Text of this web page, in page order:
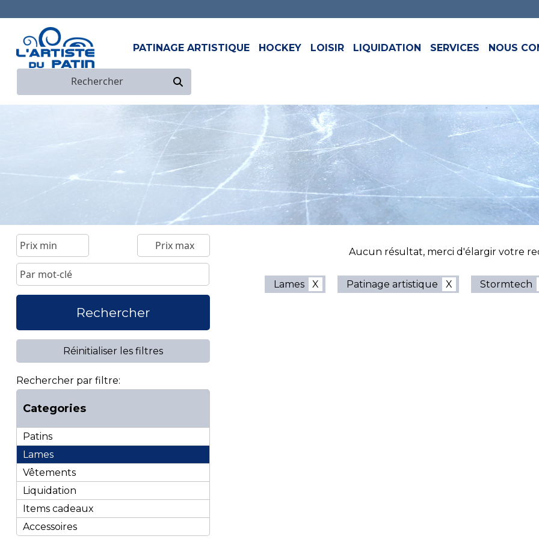
PATINAGE ARTISTIQUE HOCKEY LOISIR LIQUIDATION SERVICES NOUS
Aucun résultat, merci d'élargir votre
Rechercher
Réinitialiser les filtres
Rechercher par filtre:
Categories
Patins
Lames
Vêtements
Liquidation
Items cadeaux
Accessoires
Lames Patinage artistique Stormtech